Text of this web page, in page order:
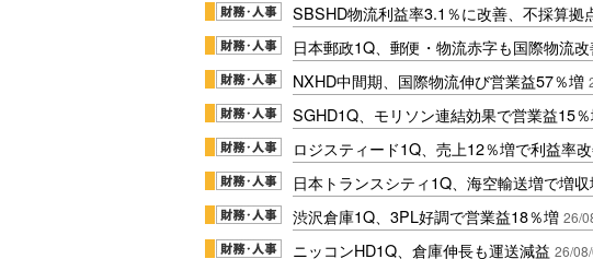
SBSHD物流利益率3.1％に改善、不採算拠
日本郵政1Q、郵便・物流赤字も国際物流
NXHD中間期、国際物流伸び営業益57％増
SGHD1Q、モリソン連結効果で営業益15
ロジスティード1Q、売上12％増で利益率
日本トランスシティ1Q、海空輸送増で増
渋沢倉庫1Q、3PL好調で営業益18％増 26/
ニッコンHD1Q、倉庫伸長も運送減益 26/